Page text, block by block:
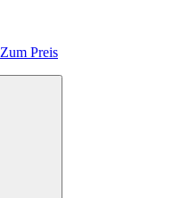
Zum Preis